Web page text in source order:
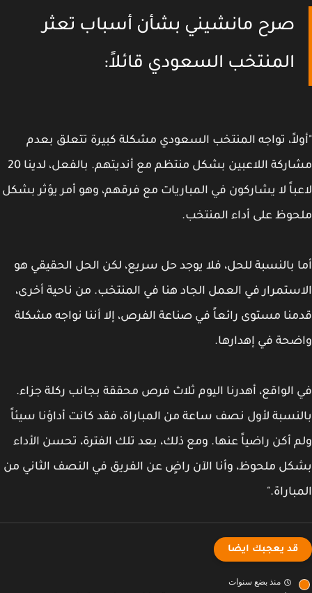
صرح مانشيني بشأن أسباب تعثر
المنتخب السعودي قائلاً:
تواجه المنتخب السعودي مشكلة كبيرة تتعلق بعدم
مشاركة اللاعبين بشكل منتظم مع أنديتهم. بالفعل، لدينا 20
لا يشاركون في المباريات مع فرقهم، وهو أمر يؤثر بشكل
على أداء المنتخب.
بالنسبة للحل، فلا يوجد حل سريع، لكن الحل الحقيقي هو
في العمل الجاد هنا في المنتخب. من ناحية أخرى،
مستوى رائعاً في صناعة الفرص، إلا أننا نواجه مشكلة
في إهدارها.
الواقع، أهدرنا اليوم ثلاث فرص محققة بجانب ركلة جزاء.
لأول نصف ساعة من المباراة، فقد كانت أداؤنا سيئاً
أكن راضياً عنها. ومع ذلك، بعد تلك الفترة، تحسن الأداء
ملحوظ، وأنا الآن راضٍ عن الفريق في النصف الثاني من
قد يعجبك ايضا
منذ بضع سنوات